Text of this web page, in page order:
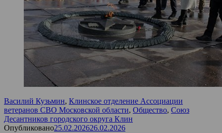
Василий Кузьмин, Клинское отделение Ассоциации
ветеранов СВО Московской области, Общество, Союз
Десантников городского округа Клин
Опубликовано25.02.202626.02.2026